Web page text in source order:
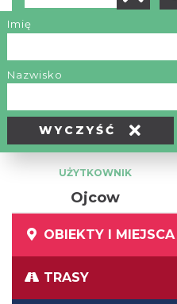
Imię
Nazwisko
WYCZYŚĆ
UŻYTKOWNIK
Ojcow
OBIEKTY I MIEJSCA
TRASY